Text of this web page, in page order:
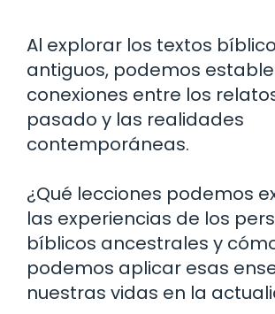
Al explorar los textos
antiguos, podemos
conexiones entre los
pasado y las realidades
contemporáneas.
¿Qué lecciones podemos
las experiencias de los
bíblicos ancestrales y
podemos aplicar esas
nuestras vidas en la